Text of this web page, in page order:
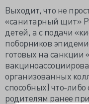
Выходит, что не
«санитарный щит»
детей, а с подачи
поборников
готовых на санкции «
организованных
способных) что-
родителям ранее